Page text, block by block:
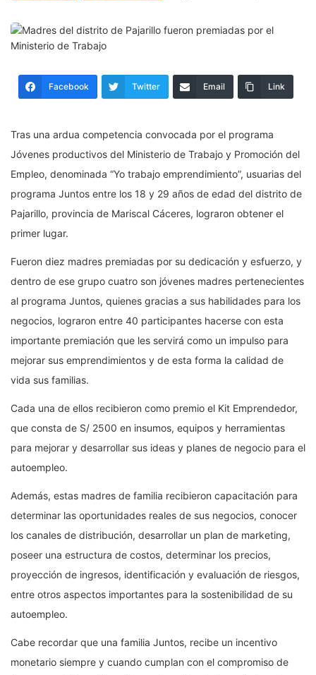
Facebook Twitter Email Link
Tras una ardua competencia convocada por el programa
Jóvenes productivos del Ministerio de Trabajo y Promoción del
Empleo, denominada “Yo trabajo emprendimiento”, usuarias del
programa Juntos entre los 18 y 29 años de edad del distrito de
Pajarillo, provincia de Mariscal Cáceres, lograron obtener el
primer lugar.
Fueron diez madres premiadas por su dedicación y esfuerzo, y
dentro de ese grupo cuatro son jóvenes madres pertenecientes
al programa Juntos, quienes gracias a sus habilidades para los
negocios, lograron entre 40 participantes hacerse con esta
importante premiación que les servirá como un impulso para
mejorar sus emprendimientos y de esta forma la calidad de
vida sus familias.
Cada una de ellos recibieron como premio el Kit Emprendedor,
que consta de S/ 2500 en insumos, equipos y herramientas
para mejorar y desarrollar sus ideas y planes de negocio para el
autoempleo.
Además, estas madres de familia recibieron capacitación para
determinar las oportunidades reales de sus negocios, conocer
los canales de distribución, desarrollar un plan de marketing,
poseer una estructura de costos, determinar los precios,
proyección de ingresos, identificación y evaluación de riesgos,
entre otros aspectos importantes para la sostenibilidad de su
autoempleo.
Cabe recordar que una familia Juntos, recibe un incentivo
monetario siempre y cuando cumplan con el compromiso de